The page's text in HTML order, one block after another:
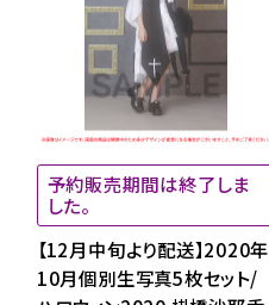
予約販売期間は終了しま
した。
【12月中旬より配送】2020年
10月個別生写真5枚セット/